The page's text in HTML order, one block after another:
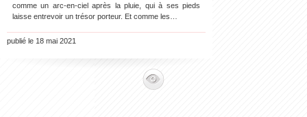
comme un arc-en-ciel après la pluie, qui à ses pieds
laisse entrevoir un trésor porteur. Et comme les…
publié le 18 mai 2021